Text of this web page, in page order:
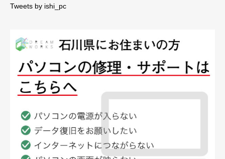
Tweets by ishi_pc